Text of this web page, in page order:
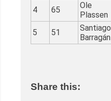
4 65
Ole
Plassen
5 51
Santiago
Barragán
Share this: